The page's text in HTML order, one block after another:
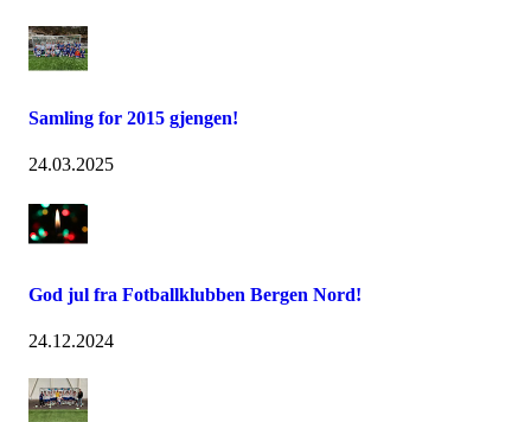
Samling for 2015 gjengen!
24.03.2025
God jul fra Fotballklubben Bergen Nord!
24.12.2024